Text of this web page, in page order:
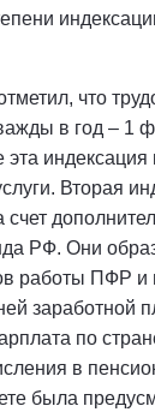
что
в год – 1
индексация
Вторая
счет
РФ. Они
работы ПФР и
заработной
по
в
была